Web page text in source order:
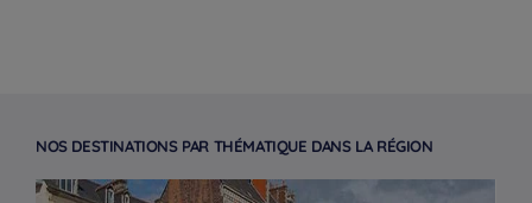
NOS DESTINATIONS PAR THÉMATIQUE DANS LA RÉGION